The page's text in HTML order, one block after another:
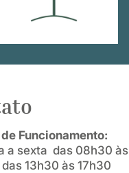
Funcionamento:
a sexta das 08h30 às
13h30 às 17h30